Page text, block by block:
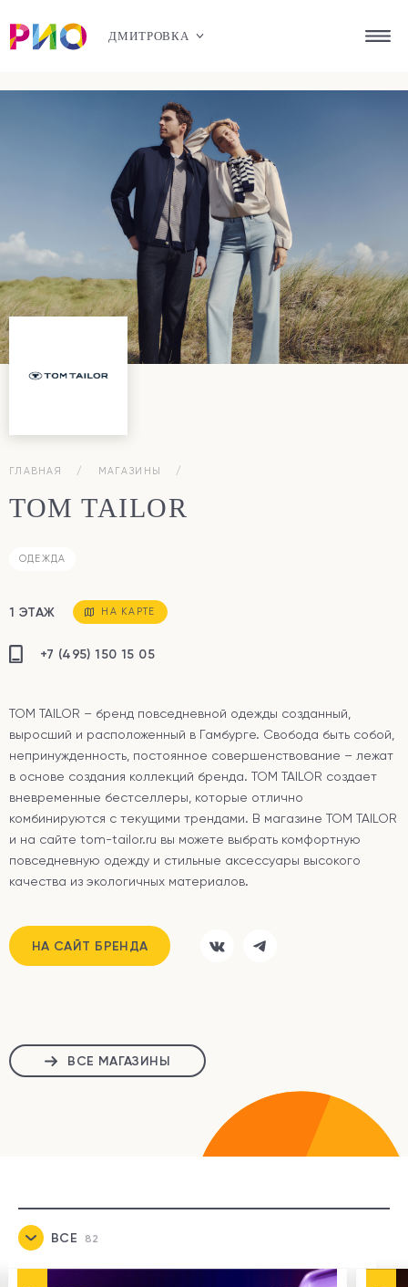
ДМИТРОВКА
ГЛАВНАЯ МАГАЗИНЫ
TOM TAILOR
ОДЕЖДА
1 ЭТАЖ НА КАРТЕ
+7 (495) 150 15 05
TOM TAILOR – бренд повседневной одежды созданный,
выросший и расположенный в Гамбурге. Свобода быть собой,
непринужденность, постоянное совершенствование – лежат
в основе создания коллекций бренда. TOM TAILOR создает
вневременные бестселлеры, которые отлично
комбинируются с текущими трендами. В магазине TOM TAILOR
и на сайте tom-tailor.ru вы можете выбрать комфортную
повседневную одежду и стильные аксессуары высокого
качества из экологичных материалов.
НА САЙТ БРЕНДА
ВСЕ МАГАЗИНЫ
ВСЕ 82